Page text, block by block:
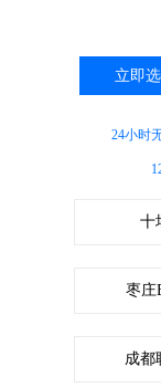
立即
24小时
十
枣庄
成都